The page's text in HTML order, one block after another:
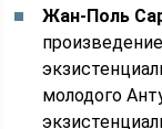
Жан-Поль
молодого